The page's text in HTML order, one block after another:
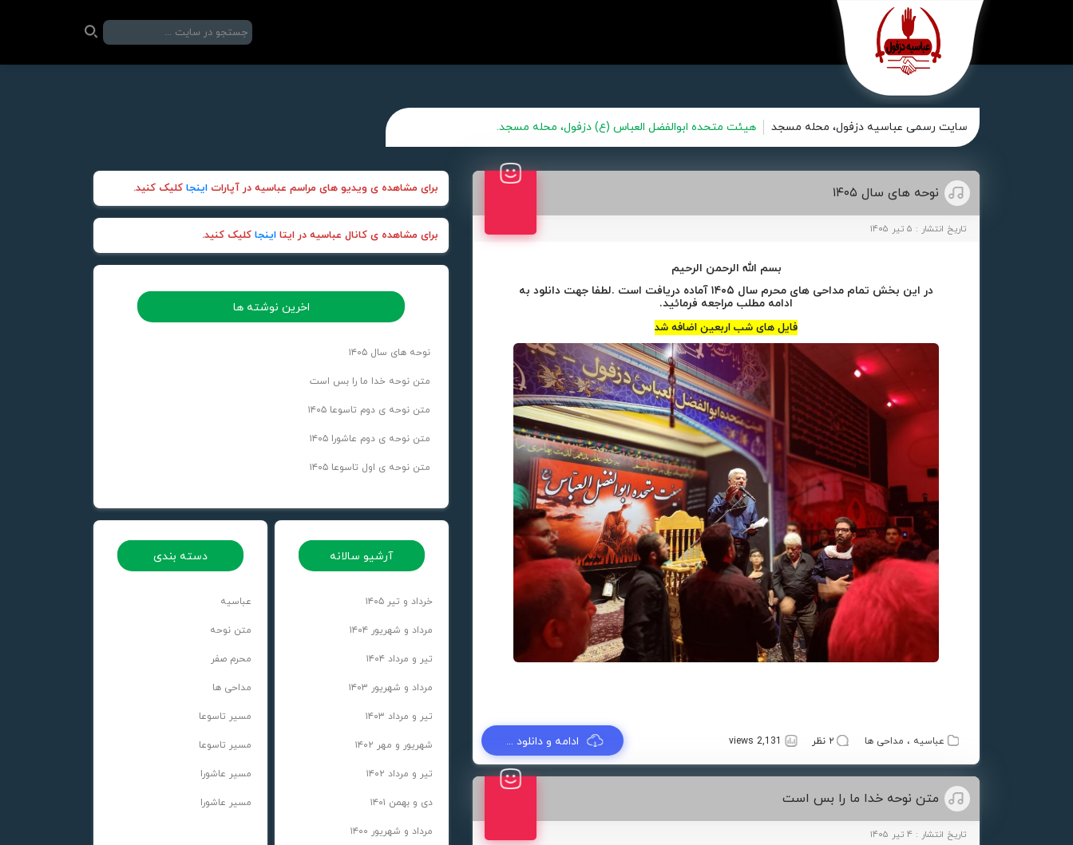
سایت رسمی عباسیه دزفول، محله مسجد هیئت متحده ابوالفضل العباس (ع) دزفول، محله مسجد.
نوحه های سال ۱۴۰۵
تاریخ انتشار : ۵ تیر ۱۴۰۵
بسم الله الرحمن الرحیم
در این بخش تمام مداحی های محرم سال ۱۴۰۵ آماده دریافت است .لطفا جهت دانلود به
ادامه مطلب مراجعه فرمائید.
فایل های شب اربعین اضافه شد
عباسیه ، مداحی ها ۲ نظر 2,131 views ادامه و دانلود ...
متن نوحه خدا ما را بس است
تاریخ انتشار : ۴ تیر ۱۴۰۵
برای مشاهده ی ویدیو های مراسم عباسیه در آپارات اینجا کلیک کنید.
برای مشاهده ی کانال عباسیه در ایتا اینجا کلیک کنید.
اخرین نوشته ها
نوحه های سال ۱۴۰۵
متن نوحه خدا ما را بس است
متن نوحه ی دوم تاسوعا ۱۴۰۵
متن نوحه ی دوم عاشورا ۱۴۰۵
متن نوحه ی اول تاسوعا ۱۴۰۵
آرشیو سالانه
خرداد و تیر ۱۴۰۵
مرداد و شهریور ۱۴۰۴
تیر و مرداد ۱۴۰۴
مرداد و شهریور ۱۴۰۳
تیر و مرداد ۱۴۰۳
شهریور و مهر ۱۴۰۲
تیر و مرداد ۱۴۰۲
دی و بهمن ۱۴۰۱
مرداد و شهریور ۱۴۰۰
دسته بندی
عباسیه
متن نوحه
محرم صفر
مداحی ها
مسیر تاسوعا
مسیر تاسوعا
مسیر عاشورا
مسیر عاشورا